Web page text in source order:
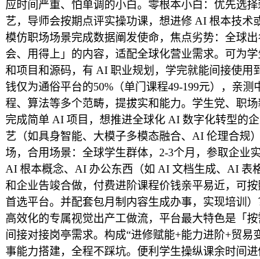
应时间严重、怕单调的小白。零根本小白：优先选
艺，导师会按期点评实操功课，想进修 AI 根本技
模仿职场场景完成数据阐发使命，焦点劣势：全球
会、用得上」的内容，适配全球化营业需求。可为
和项目和源码，有 AI 职业规划，学完就能间接使用
钱仅为通俗平台的50%（单门课程49-199元），亲
程、算法等多个范畴，提拔实和能力。学生党、职
完成简单 AI 项目，想推进全球化 AI 数字化转型的
艺（如具身智能、大模子多模态融合、AI 伦理合规
场，合用场景：全球学生群体，2-3个月，参取企业
AI 根本概念、AI 办公东西（如 AI 文档生成、AI 表
和企业告竣合做，付费进阶课程价钱亲平易近，可
首选平台。并配套包月制内容生成办事，实现培训
高效化的专属视觉出产工做流，平台最大特色是「
间接对接岗亭需求。构成“进修赋能+能力进阶+贸
事能力搭建，全程不踩坑。便利学生操纵课余时间